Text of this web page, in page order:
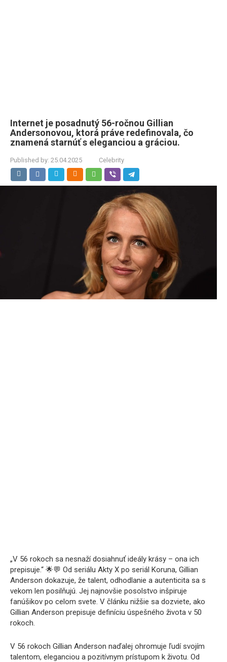
Internet je posadnutý 56-ročnou Gillian
Andersonovou, ktorá práve redefinovala, čo
znamená starnúť s eleganciou a gráciou.
Published by: 25.04.2025 Celebrity
„V 56 rokoch sa nesnaží dosiahnuť ideály krásy – ona ich
prepisuje.“ 🌟💬 Od seriálu Akty X po seriál Koruna, Gillian
Anderson dokazuje, že talent, odhodlanie a autenticita sa s
vekom len posilňujú. Jej najnovšie posolstvo inšpiruje
fanúšikov po celom svete. V článku nižšie sa dozviete, ako
Gillian Anderson prepisuje definíciu úspešného života v 50
rokoch.
V 56 rokoch Gillian Anderson naďalej ohromuje ľudí svojím
talentom, eleganciou a pozitívnym prístupom k životu. Od